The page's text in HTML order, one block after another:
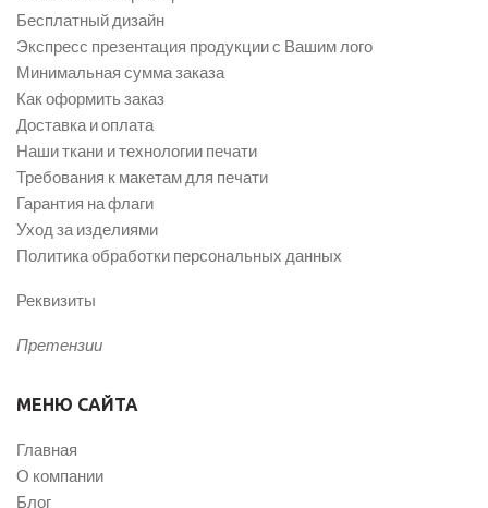
Бесплатный дизайн
Экспресс презентация продукции с Вашим лого
Минимальная сумма заказа
Как оформить заказ
Доставка и оплата
Наши ткани и технологии печати
Требования к макетам для печати
Гарантия на флаги
Уход за изделиями
Политика обработки персональных данных
Реквизиты
Претензии
МЕНЮ САЙТА
Главная
О компании
Блог